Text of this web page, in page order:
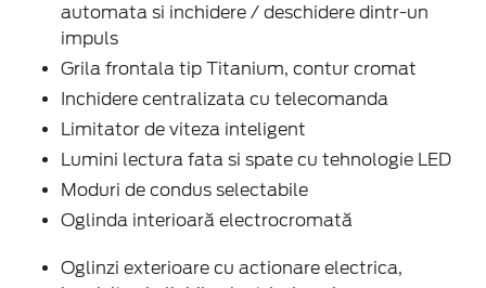
automata si inchidere / deschidere dintr-un
impuls
Grila frontala tip Titanium, contur cromat
Inchidere centralizata cu telecomanda
Limitator de viteza inteligent
Lumini lectura fata si spate cu tehnologie LED
Moduri de condus selectabile
Oglinda interioară electrocromată
Oglinzi exterioare cu actionare electrica,